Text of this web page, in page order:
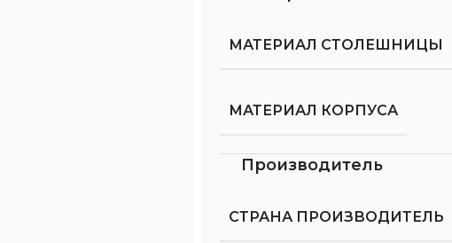
МАТЕРИАЛ СТОЛЕШНИЦЫ
МАТЕРИАЛ КОРПУСА
Производитель
СТРАНА ПРОИЗВОДИТЕЛЬ